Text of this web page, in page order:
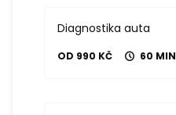
Diagnostika auta
OD 990 KČ 60 MIN